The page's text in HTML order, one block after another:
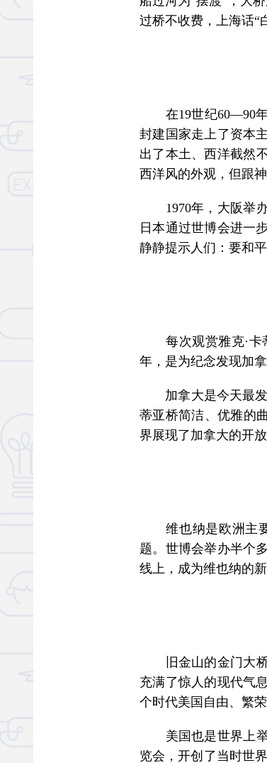
过桥不收费，上海话“
在19世纪60—90年
封建国家走上了资本
出了本土、西洋截然
西洋风的外观，但跟
1970年，大阪举办
日本通过世博会进一
静静提示人们：要和
每次观赏雅克·卡蒂
年，是为纪念发现加
加拿大是今天最发
蒂亚桥简洁、优雅的
界展现了加拿大的开放
维也纳是欧洲主要
题。世博会举办半个
线上，成为维也纳的
旧金山的金门大桥
充满了惊人的现代气
个时代美国自由、繁
美国也是世界上举
览会，开创了当时世